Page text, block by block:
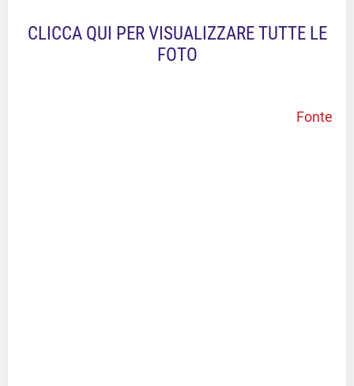
CLICCA QUI PER VISUALIZZARE TUTTE LE
FOTO
Fonte